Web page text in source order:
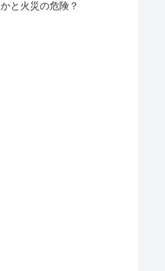
かと火災の危険？